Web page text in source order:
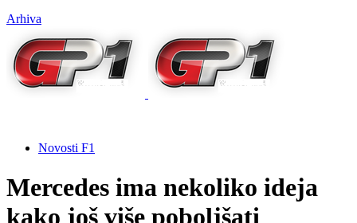
Arhiva
Novosti F1
Mercedes ima nekoliko ideja
kako još više poboljšati